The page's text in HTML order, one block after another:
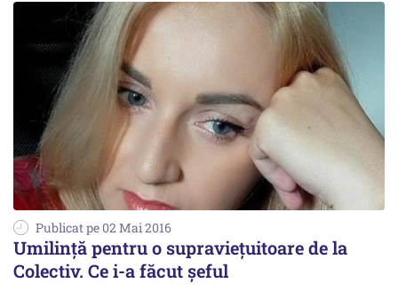
Publicat pe 02 Mai 2016
Umilință pentru o supraviețuitoare de la
Colectiv. Ce i-a făcut șeful